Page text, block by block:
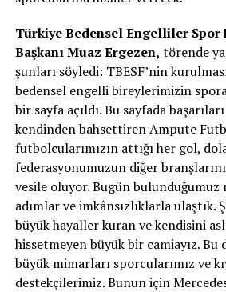
Türkiye Bedensel Engelliler Spor
Başkanı Muaz Ergezen, törende
şunları söyledi: TBESF’nin
bedensel engelli bireylerimizin
bir sayfa açıldı. Bu sayfada başarıları
kendinden bahsettiren Ampute
futbolcularımızın attığı her gol,
federasyonumuzun diğer
vesile oluyor. Bugün bulunduğumuz
adımlar ve imkânsızlıklarla ulaştık.
büyük hayaller kuran ve kendisini
hissetmeyen büyük bir camiayız. Bu
büyük mimarları sporcularımız ve
destekçilerimiz. Bunun için